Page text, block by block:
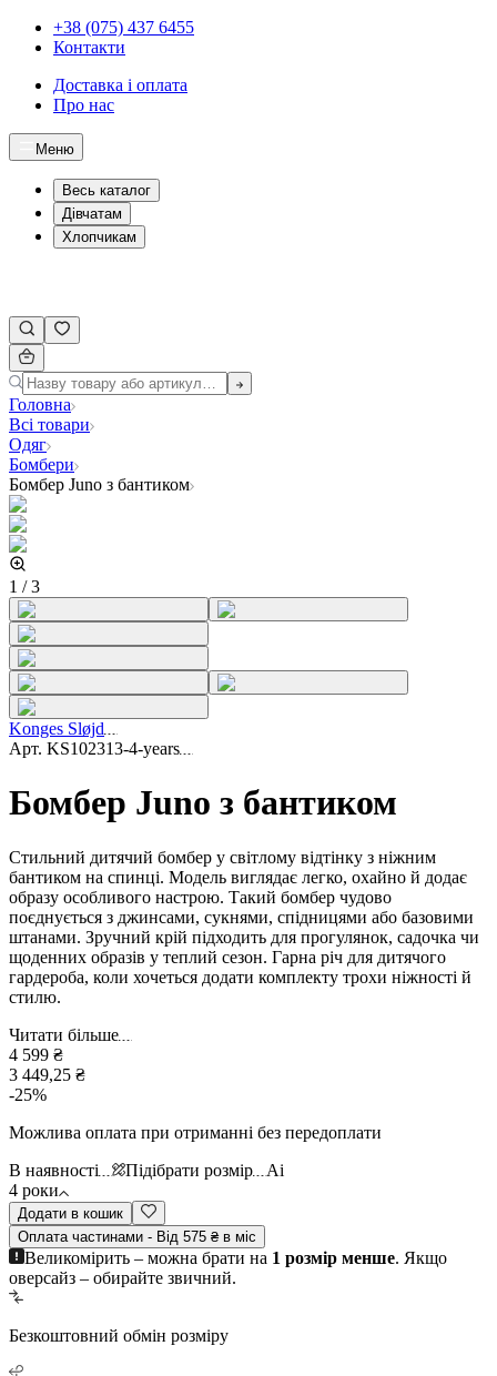
+38 (075) 437 6455
Контакти
Доставка і оплата
Про нас
Меню
Весь каталог
Дівчатам
Хлопчикам
Головна
Всі товари
Одяг
Бомбери
Бомбер Juno з бантиком
1 /3
Konges Sløjd
Арт. KS102313-4-years
Бомбер Juno з бантиком
Стильний дитячий бомбер у світлому відтінку з ніжним
бантиком на спинці. Модель виглядає легко, охайно й додає
образу особливого настрою. Такий бомбер чудово
поєднується з джинсами, сукнями, спідницями або базовими
штанами. Зручний крій підходить для прогулянок, садочка чи
щоденних образів у теплий сезон. Гарна річ для дитячого
гардероба, коли хочеться додати комплекту трохи ніжності й
стилю.
Читати більше
4 599 ₴
3 449,25 ₴
-25%
Можлива оплата при отриманні без передоплати
В наявності
Підібрати розмір
Ai
4 роки
Додати в кошик
Оплата частинами - Від 575 ₴ в міс
Великомірить – можна брати на 1 розмір менше. Якщо
оверсайз – обирайте звичний.
Безкоштовний обмін розміру